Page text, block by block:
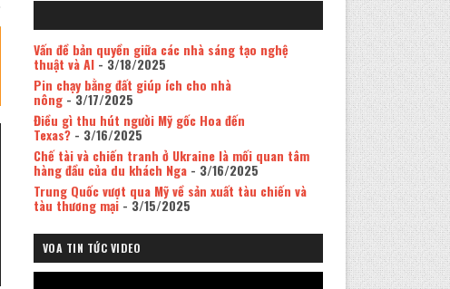
Vấn đề bản quyền giữa các nhà sáng tạo nghệ
thuật và AI- 3/18/2025
Pin chạy bằng đất giúp ích cho nhà
nông- 3/17/2025
Điều gì thu hút người Mỹ gốc Hoa đến
Texas?- 3/16/2025
Chế tài và chiến tranh ở Ukraine là mối quan tâm
hàng đầu của du khách Nga- 3/16/2025
Trung Quốc vượt qua Mỹ về sản xuất tàu chiến và
tàu thương mại- 3/15/2025
VOA TIN TỨC VIDEO